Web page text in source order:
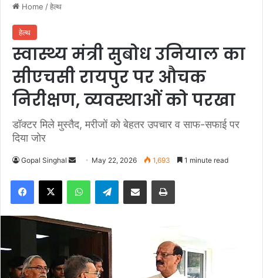
Home /हेल्थ
हेल्थ
स्वास्थ्य मंत्री सुबोध उनियाल का
सीएचसी रायपुर पर औचक
निरीक्षण, व्यवस्थाओं को परखा
डॉक्टर मिले मुस्तैद, मरीजों को बेहतर उपचार व साफ-सफाई पर
दिया जोर
Gopal Singhal
n
d
n
m
a
May 22, 2026 1,693 1 minute read
Telegram